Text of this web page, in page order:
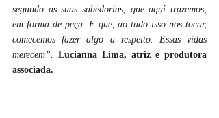
segundo as suas sabedorias, que aqui trazemos,
em forma de peça. E que, ao tudo isso nos tocar,
comecemos fazer algo a respeito. Essas vidas
merecem”. Lucianna Lima, atriz e produtora
associada.